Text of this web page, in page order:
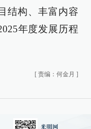
结构、丰富内容
年度发展历程
[ 责编：何金月 ]